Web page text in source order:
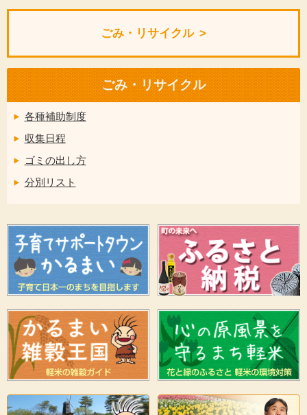
ごみ・リサイクル
ごみ・リサイクル
各種補助制度
収集日程
ゴミの出し方
分別リスト